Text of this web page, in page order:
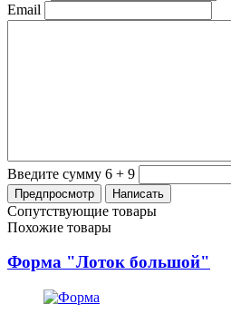
Email
Введите сумму 6 + 9
Сопутствующие товары
Похожие товары
Форма "Лоток большой"